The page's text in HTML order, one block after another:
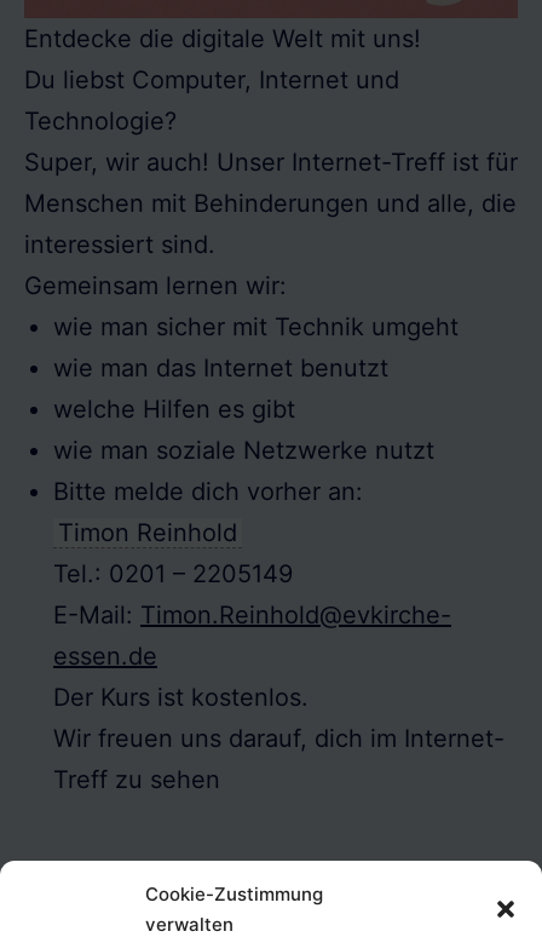
Cookie-Zustimmung
verwalten
Entdecke die digitale Welt mit uns!
Du liebst Computer, Internet und
Technologie?
Super, wir auch! Unser Internet-Treff ist für
Menschen mit Behinderungen und alle, die
Gemeinsam lernen wir:
wie man sicher mit Technik umgeht
wie man das Internet benutzt
welche Hilfen es gibt
wie man soziale Netzwerke nutzt
Bitte melde dich vorher an:
Timon Reinhold
Tel.: 0201 – 2205149
E-Mail: Timon.Reinhold@evkirche-
essen.de
Der Kurs ist kostenlos.
Wir freuen uns darauf, dich im Internet-
Treff zu sehen